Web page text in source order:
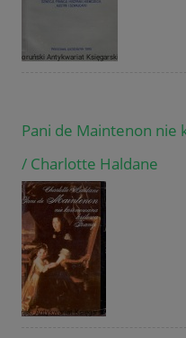
Pani de Maintenon nie
/ Charlotte Haldane